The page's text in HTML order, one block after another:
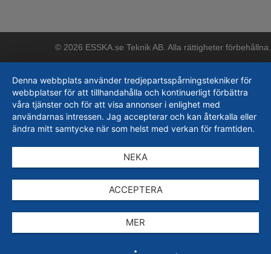
© 2026 ESSKA.se Teknik AB. Alla rättigheter förbehållna.
Denna webbplats använder tredjepartsspårningstekniker för
webbplatser för att tillhandahålla och kontinuerligt förbättra
våra tjänster och för att visa annonser i enlighet med
användarnas intressen. Jag accepterar och kan återkalla eller
ändra mitt samtycke när som helst med verkan för framtiden.
NEKA
ACCEPTERA
MER